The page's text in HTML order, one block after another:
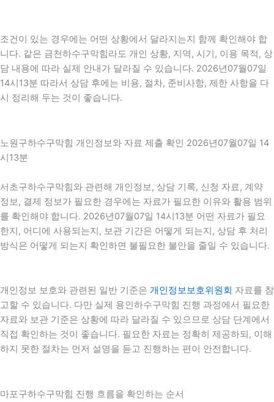
조건이 있는 경우에는 어떤 상황에서 달라지는지 함께 확인해야 합
니다. 같은 금천하수구막힘라도 개인 상황, 지역, 시기, 이용 목적, 상
담 내용에 따라 실제 안내가 달라질 수 있습니다. 2026년07월07일
14시13분 따라서 상담 후에는 비용, 절차, 준비사항, 제한 사항을 다
시 정리해 두는 것이 좋습니다.
노원구하수구막힘 개인정보와 자료 제출 확인 2026년07월07일 14
시13분
서초구하수구막힘와 관련해 개인정보, 상담 기록, 신청 자료, 계약
정보, 결제 정보가 필요한 경우에는 자료가 필요한 이유와 활용 범위
를 확인해야 합니다. 2026년07월07일 14시13분 어떤 자료가 필요
한지, 어디에 사용되는지, 보관 기간은 어떻게 되는지, 상담 후 처리
방식은 어떻게 되는지 확인하면 불필요한 불안을 줄일 수 있습니다.
개인정보 보호와 관련된 일반 기준은 개인정보보호위원회 자료를 참
고할 수 있습니다. 다만 실제 용인하수구막힘 진행 과정에서 필요한
자료와 보관 기준은 상황에 따라 달라질 수 있으므로 상담 단계에서
직접 확인하는 것이 좋습니다. 필요한 자료는 정확히 제공하되, 이해
하지 못한 절차는 먼저 설명을 듣고 진행하는 편이 안전합니다.
마포구하수구막힘 진행 흐름을 확인하는 순서